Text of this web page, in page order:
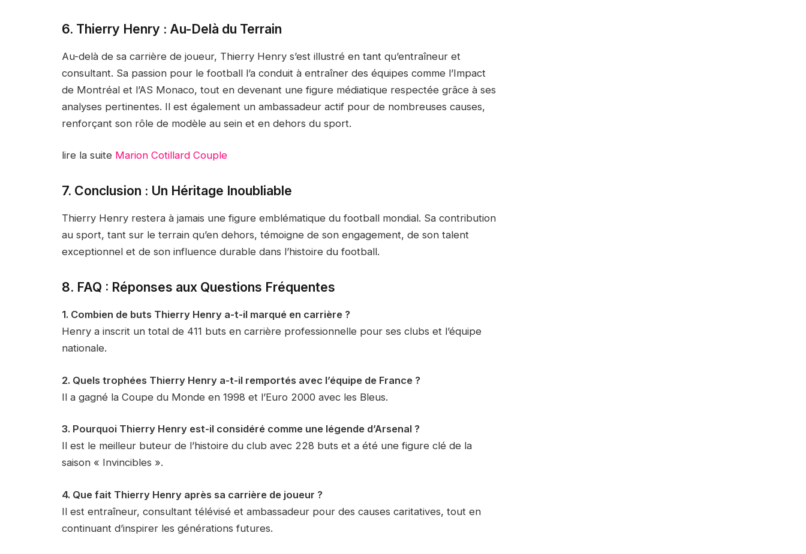
6. Thierry Henry : Au-Delà du Terrain
Au-delà de sa carrière de joueur, Thierry Henry s’est illustré en tant qu’entraîneur et
consultant. Sa passion pour le football l’a conduit à entraîner des équipes comme l’Impact
de Montréal et l’AS Monaco, tout en devenant une figure médiatique respectée grâce à ses
analyses pertinentes. Il est également un ambassadeur actif pour de nombreuses causes,
renforçant son rôle de modèle au sein et en dehors du sport.
lire la suite Marion Cotillard Couple
7. Conclusion : Un Héritage Inoubliable
Thierry Henry restera à jamais une figure emblématique du football mondial. Sa contribution
au sport, tant sur le terrain qu’en dehors, témoigne de son engagement, de son talent
exceptionnel et de son influence durable dans l’histoire du football.
8. FAQ : Réponses aux Questions Fréquentes
1. Combien de buts Thierry Henry a-t-il marqué en carrière ?
Henry a inscrit un total de 411 buts en carrière professionnelle pour ses clubs et l’équipe
nationale.
2. Quels trophées Thierry Henry a-t-il remportés avec l’équipe de France ?
Il a gagné la Coupe du Monde en 1998 et l’Euro 2000 avec les Bleus.
3. Pourquoi Thierry Henry est-il considéré comme une légende d’Arsenal ?
Il est le meilleur buteur de l’histoire du club avec 228 buts et a été une figure clé de la
saison « Invincibles ».
4. Que fait Thierry Henry après sa carrière de joueur ?
Il est entraîneur, consultant télévisé et ambassadeur pour des causes caritatives, tout en
continuant d’inspirer les générations futures.